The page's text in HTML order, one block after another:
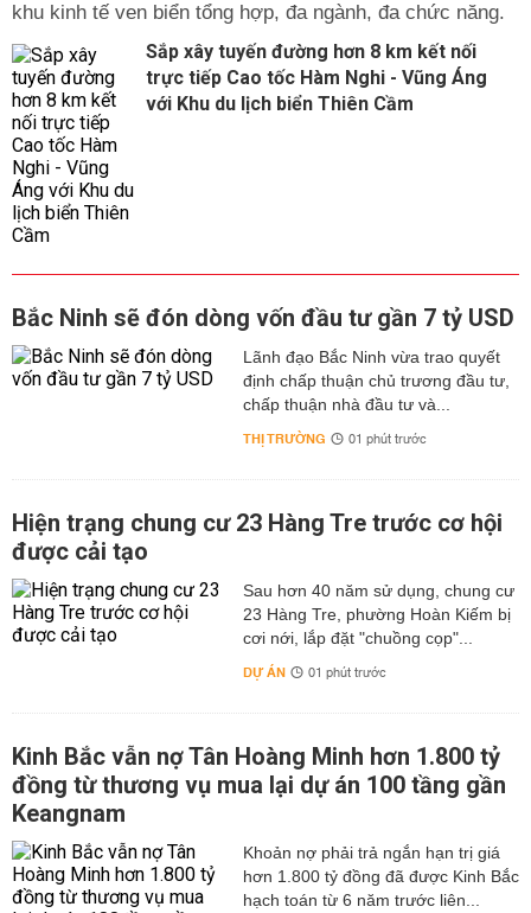
khu kinh tế ven biển tổng hợp, đa ngành, đa chức năng.
Sắp xây tuyến đường hơn 8 km kết nối
trực tiếp Cao tốc Hàm Nghi - Vũng Áng
với Khu du lịch biển Thiên Cầm
Bắc Ninh sẽ đón dòng vốn đầu tư gần 7 tỷ USD
Lãnh đạo Bắc Ninh vừa trao quyết
định chấp thuận chủ trương đầu tư,
chấp thuận nhà đầu tư và...
THỊ TRƯỜNG 01 phút trước
Hiện trạng chung cư 23 Hàng Tre trước cơ hội
được cải tạo
Sau hơn 40 năm sử dụng, chung cư
23 Hàng Tre, phường Hoàn Kiếm bị
cơi nới, lắp đặt "chuồng cọp"...
DỰ ÁN 01 phút trước
Kinh Bắc vẫn nợ Tân Hoàng Minh hơn 1.800 tỷ
đồng từ thương vụ mua lại dự án 100 tầng gần
Keangnam
hơn 1.800 tỷ đồng đã được Kinh Bắc
hạch toán từ 6 năm trước liên...